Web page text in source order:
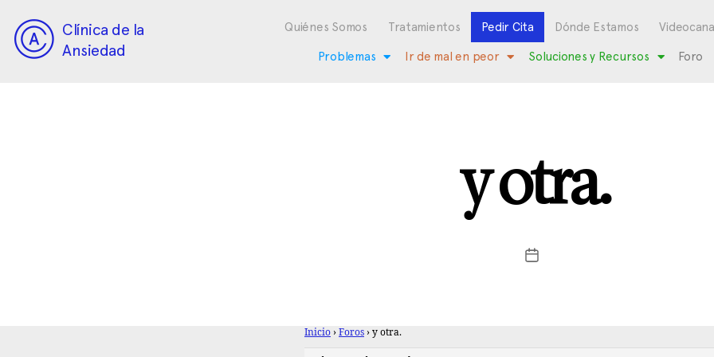
Clínica de la
Ansiedad
Quiénes Somos Tratamientos Pedir Cita Dónde Estamos
Problemas Ir de mal en peor Soluciones y Recursos Foro
y otra.
Inicio › Foros › y otra.